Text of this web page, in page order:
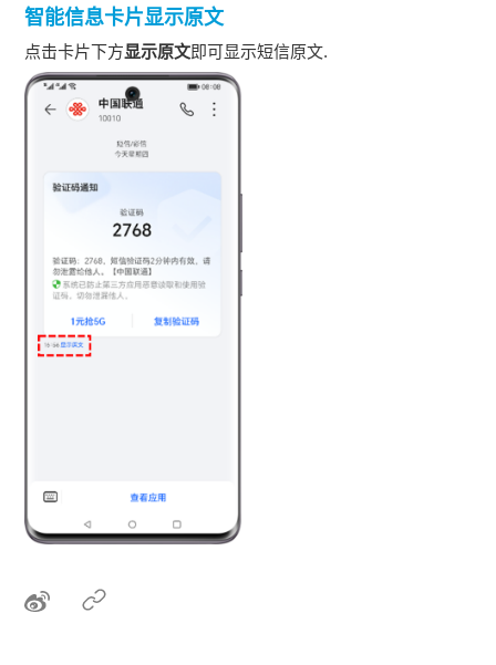
智能信息卡片显示原文
点击卡片下方显示原文即可显示短信原文.